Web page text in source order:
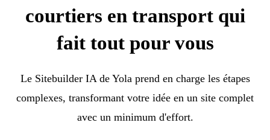
courtiers en transport qui
fait tout pour vous
Le Sitebuilder IA de Yola prend en charge les étapes
complexes, transformant votre idée en un site complet
avec un minimum d'effort.